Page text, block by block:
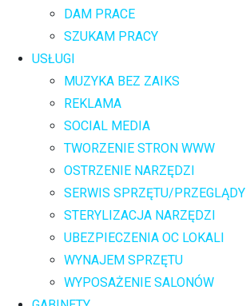
DAM PRACE
SZUKAM PRACY
USŁUGI
MUZYKA BEZ ZAIKS
REKLAMA
SOCIAL MEDIA
TWORZENIE STRON WWW
OSTRZENIE NARZĘDZI
SERWIS SPRZĘTU/PRZEGLĄDY
STERYLIZACJA NARZĘDZI
UBEZPIECZENIA OC LOKALI
WYNAJEM SPRZĘTU
WYPOSAŻENIE SALONÓW